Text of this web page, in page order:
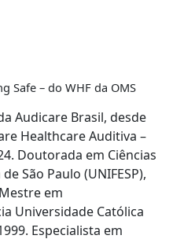
Safe – do WHF da OMS
Audicare Brasil, desde
Healthcare Auditiva –
Doutorada em Ciências
São Paulo (UNIFESP),
em
Universidade Católica
Especialista em